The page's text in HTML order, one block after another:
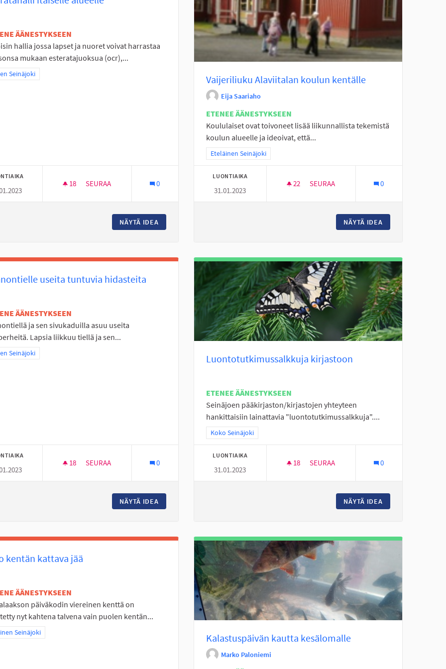
ÄÄNESTYKSEEN
hallia jossa lapset ja nuoret voivat harrastaa
mukaan esteratajuoksua (ocr),...
tulokset teeman mukaan: Itäinen Seinäjoki
Seinäjoki
18 18 SEURAAJAA
SEURAA 0
NÄYTÄ IDEA
Vaijeriliuku Alaviitalan koulun kentälle
Eija Saariaho
ETENEE ÄÄNESTYKSEEN
Koululaiset ovat toivoneet lisää liikunnallista tekemistä
koulun alueelle ja ideoivat, että...
Rajaa tulokset teeman mukaan: Eteläinen Seinäjoki
Eteläinen Seinäjoki
LUONTIAIKA
31.01.2023
22 22 SEURAAJAA
SEURAA 0
NÄYTÄ IDEA
useita tuntuvia hidasteita
ÄÄNESTYKSEEN
ja sen sivukaduilla asuu useita
Lapsia liikkuu tiellä ja sen...
tulokset teeman mukaan: Itäinen Seinäjoki
Seinäjoki
18 18 SEURAAJAA
SEURAA
SOLANONTIELLE USEITA TUNTUVIA HIDASTEITA
0
NÄYTÄ IDEA
Luontotutkimussalkkuja kirjastoon
ETENEE ÄÄNESTYKSEEN
Seinäjoen pääkirjaston/kirjastojen yhteyteen
hankittaisiin lainattavia "luontotutkimussalkkuja"....
Rajaa tulokset teeman mukaan: Koko Seinäjoki
Koko Seinäjoki
LUONTIAIKA
31.01.2023
18 18 SEURAAJAA
SEURAA 0
NÄYTÄ IDEA
kentän kattava jää
ÄÄNESTYKSEEN
päiväkodin viereinen kenttä on
nyt kahtena talvena vain puolen kentän...
tulokset teeman mukaan: Läntinen Seinäjoki
Seinäjoki Kalastuspäivän kautta kesälomalle
Marko Paloniemi